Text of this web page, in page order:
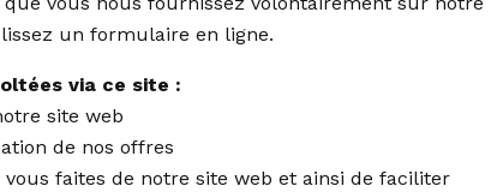
un formulaire en ligne.
via ce site :
site web
de nos offres
faites de notre site web et ainsi de faciliter